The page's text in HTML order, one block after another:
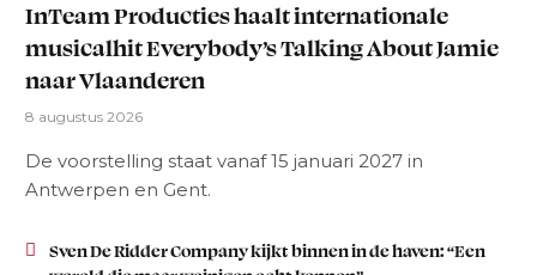
InTeam Producties haalt internationale
musicalhit Everybody’s Talking About Jamie
naar Vlaanderen
8 augustus 2026
De voorstelling staat vanaf 15 januari 2027 in
Antwerpen en Gent.
Sven De Ridder Company kijkt binnen in de haven: “Een